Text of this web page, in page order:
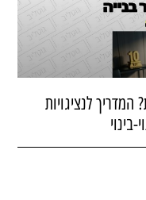
המדריך לנציגויות
בינוי